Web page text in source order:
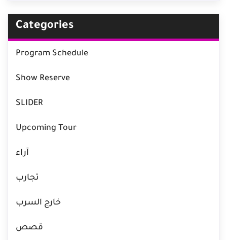
Categories
Program Schedule
Show Reserve
SLIDER
Upcoming Tour
آراء
تجارب
خارج السرب
قصص